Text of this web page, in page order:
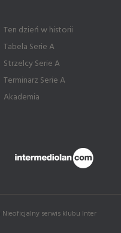
Ten dzień w historii
Tabela Serie A
Strzelcy Serie A
Terminarz Serie A
Akademia
serwis klubu Inter